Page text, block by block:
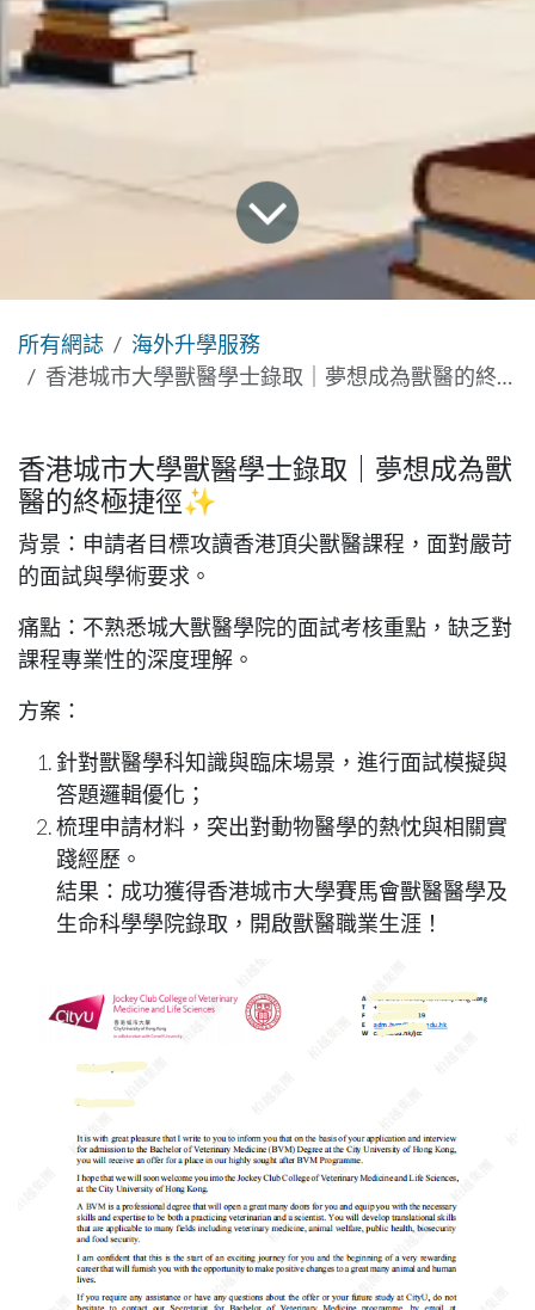
所有網誌
海外升學服務
香港城市大學獸醫學士錄取｜夢想成為獸醫的終極捷徑✨
香港城市大學獸醫學士錄取｜夢想成為獸
醫的終極捷徑✨
背景 ：申請者目標攻讀香港頂尖獸醫課程，面對嚴苛
的面試與學術要求。
痛點 ：不熟悉城大獸醫學院的面試考核重點，缺乏對
課程專業性的深度理解。
方案 ：
針對獸醫學科知識與臨床場景，進行面試模擬與
答題邏輯優化；
梳理申請材料，突出對動物醫學的熱忱與相關實
踐經歷。
結果 ：成功獲得香港城市大學賽馬會獸醫醫學及
生命科學學院錄取，開啟獸醫職業生涯！